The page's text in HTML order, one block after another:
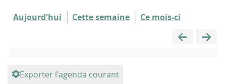
Aujourd'hui Cette semaine Ce mois-ci
Exporter l'agenda courant